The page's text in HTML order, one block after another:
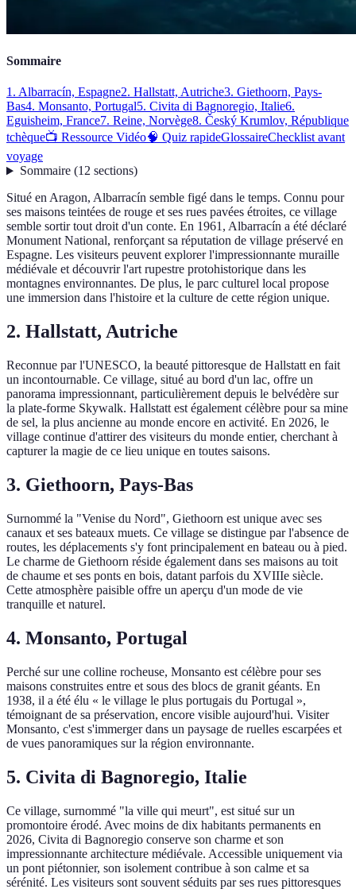
Sommaire
1. Albarracín, Espagne2. Hallstatt, Autriche3. Giethoorn, Pays-
Bas4. Monsanto, Portugal5. Civita di Bagnoregio, Italie6.
Eguisheim, France7. Reine, Norvège8. Český Krumlov, République
tchèque📺 Ressource Vidéo🧠 Quiz rapideGlossaireChecklist avant
voyage
Sommaire(12 sections)
Situé en Aragon, Albarracín semble figé dans le temps. Connu pour
ses maisons teintées de rouge et ses rues pavées étroites, ce village
semble sortir tout droit d'un conte. En 1961, Albarracín a été déclaré
Monument National, renforçant sa réputation de village préservé en
Espagne. Les visiteurs peuvent explorer l'impressionnante muraille
médiévale et découvrir l'art rupestre protohistorique dans les
montagnes environnantes. De plus, le parc culturel local propose
une immersion dans l'histoire et la culture de cette région unique.
2. Hallstatt, Autriche
Reconnue par l'UNESCO, la beauté pittoresque de Hallstatt en fait
un incontournable. Ce village, situé au bord d'un lac, offre un
panorama impressionnant, particulièrement depuis le belvédère sur
la plate-forme Skywalk. Hallstatt est également célèbre pour sa mine
de sel, la plus ancienne au monde encore en activité. En 2026, le
village continue d'attirer des visiteurs du monde entier, cherchant à
capturer la magie de ce lieu unique en toutes saisons.
3. Giethoorn, Pays-Bas
Surnommé la "Venise du Nord", Giethoorn est unique avec ses
canaux et ses bateaux muets. Ce village se distingue par l'absence de
routes, les déplacements s'y font principalement en bateau ou à pied.
Le charme de Giethoorn réside également dans ses maisons au toit
de chaume et ses ponts en bois, datant parfois du XVIIIe siècle.
Cette atmosphère paisible offre un aperçu d'un mode de vie
tranquille et naturel.
4. Monsanto, Portugal
Perché sur une colline rocheuse, Monsanto est célèbre pour ses
maisons construites entre et sous des blocs de granit géants. En
1938, il a été élu « le village le plus portugais du Portugal »,
témoignant de sa préservation, encore visible aujourd'hui. Visiter
Monsanto, c'est s'immerger dans un paysage de ruelles escarpées et
de vues panoramiques sur la région environnante.
5. Civita di Bagnoregio, Italie
Ce village, surnommé "la ville qui meurt", est situé sur un
promontoire érodé. Avec moins de dix habitants permanents en
2026, Civita di Bagnoregio conserve son charme et son
impressionnante architecture médiévale. Accessible uniquement via
un pont piétonnier, son isolement contribue à son calme et sa
sérénité. Les visiteurs sont souvent séduits par ses rues pittoresques